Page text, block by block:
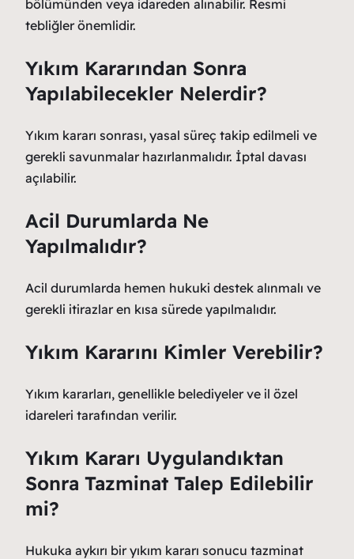
bölümünden veya idareden alınabilir. Resmi
tebliğler önemlidir.
Yıkım Kararından Sonra
Yapılabilecekler Nelerdir?
Yıkım kararı sonrası, yasal süreç takip edilmeli ve
gerekli savunmalar hazırlanmalıdır. İptal davası
açılabilir.
Acil Durumlarda Ne
Yapılmalıdır?
Acil durumlarda hemen hukuki destek alınmalı ve
gerekli itirazlar en kısa sürede yapılmalıdır.
Yıkım Kararını Kimler Verebilir?
Yıkım kararları, genellikle belediyeler ve il özel
idareleri tarafından verilir.
Yıkım Kararı Uygulandıktan
Sonra Tazminat Talep Edilebilir
mi?
Hukuka aykırı bir yıkım kararı sonucu tazminat